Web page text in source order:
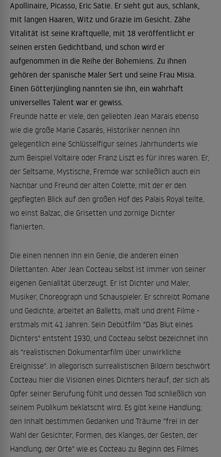
Apollinaire, Picasso, Eric Satie. Er sieht gut aus, schlank,
mit langen Haaren, Witz und Grazie im Gesicht. Zähe
Vitalität ist seine Kraftquelle, mit 18 veröffentlicht er
seinen ersten Gedichtband, und schon wird er
aufgenommen in die Reihe der Bohemiens. Zu ihnen
gehören der spanische Maler Sert und seine Frau Misia.
Einen Götterjüngling nannten sie ihn, ein wahrhaft
universelles Talent war er gewiss.
Freunde hatte er viele, den geliebten Jean Marais ebenso
wie die große Marie Casarès, Historiker nennen ihn
gelegentlich eine Schlüsselfigur seines Jahrhunderts wie
zum Beispiel Voltaire oder Franz Liszt es für ihres waren. Er,
der Seltsame, Mystische, Fremde war schließlich auch ein
Nachbar und Freund der alten Colette, mit der er den
gepflegten Blick auf den großen Hof des Palais Royal teilte,
wo einst Balzac, die Grisetten und zornige Dichter
flanierten.
Die einen nennen ihn ein Genie, die anderen einen
Dilettanten. Aber Jean Cocteau selbst ist immer von seiner
eigenen Genialität überzeugt. Er ist Dichter und Maler,
Musiker, Choreograph und Schauspieler. Er schreibt Romane
und Gedichte, arbeitet an Balletts, malt und dreht Filme -
erstmals mit 41 Jahren. Sein Debütfilm "Das Blut eines
Dichters" entsteht 1930, und Cocteau selbst bezeichnet ihn
als "realistischen Dokumentarfilm über unwirkliche
Ereignisse". In allegorisch surrealistischen Bildern beschwört
Cocteau hier die Visionen eines Dichters herauf, der sich als
Opfer seiner Berufung fühlt und dessen Tod schließlich von
seinem Publikum beklatscht wird. Es gibt keine Handlung;
den Inhalt bestimmen Gedanken und Träume "frei in der
Wahl der Gesichter, Formen, des Klanges, der Gesten, der
Handlung, der Orte" wie es Cocteau zu Beginn des Filmes